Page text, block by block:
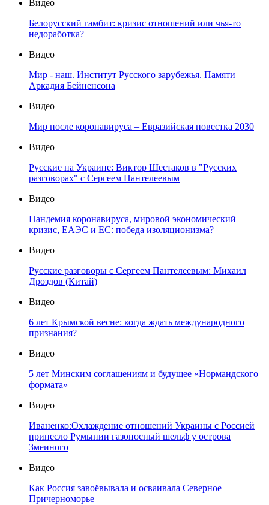
Видео
Белорусский гамбит: кризис отношений или чья-то
недоработка?
Видео
Мир - наш. Институт Русского зарубежья. Памяти
Аркадия Бейненсона
Видео
Мир после коронавируса – Евразийская повестка 2030
Видео
Русские на Украине: Виктор Шестаков в "Русских
разговорах" с Сергеем Пантелеевым
Видео
Пандемия коронавируса, мировой экономический
кризис, ЕАЭС и ЕС: победа изоляционизма?
Видео
Русские разговоры с Сергеем Пантелеевым: Михаил
Дроздов (Китай)
Видео
6 лет Крымской весне: когда ждать международного
признания?
Видео
5 лет Минским соглашениям и будущее «Нормандского
формата»
Видео
Иваненко:Охлаждение отношений Украины с Россией
принесло Румынии газоносный шельф у острова
Змеиного
Видео
Как Россия завоёвывала и осваивала Северное
Причерноморье